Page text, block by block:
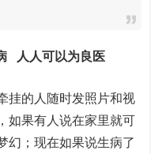
人人可以为良医
挂的人随时发照片和视
如果有人说在家里就可
幻；现在如果说生病了